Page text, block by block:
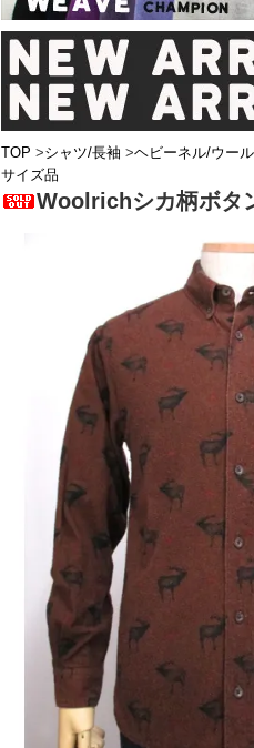
TOP >シャツ/長袖 >ヘビーネル/ウール
サイズ品
Woolrichシカ柄ボタ